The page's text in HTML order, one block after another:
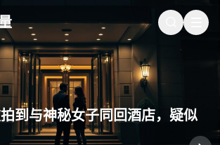
到与神秘女子同回酒店，疑似
开机，搭档男一号引发粉丝大
婚内出轨，小三竟是剧组工作
成员被曝私联粉丝，索要巨额
拖欠剧组工资，涉及金额高达